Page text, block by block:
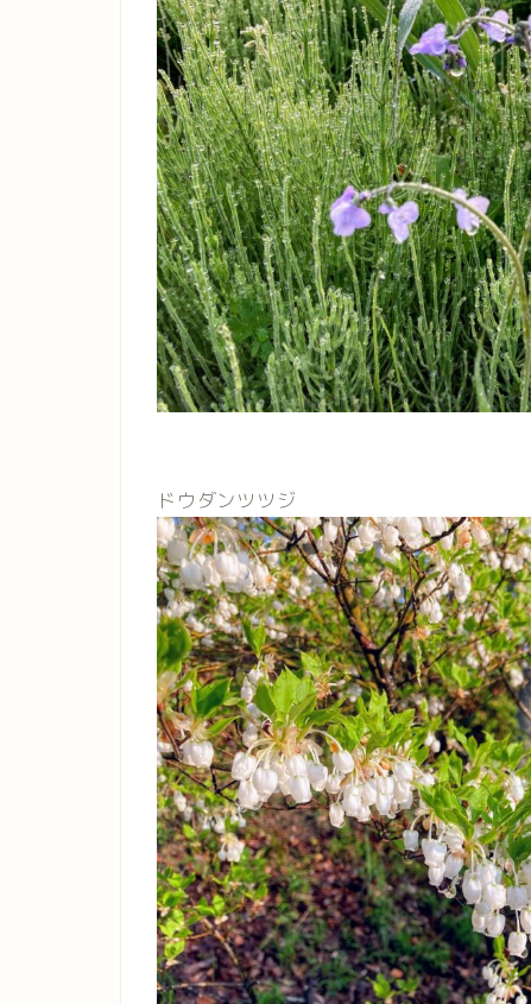
ドウダンツツジ